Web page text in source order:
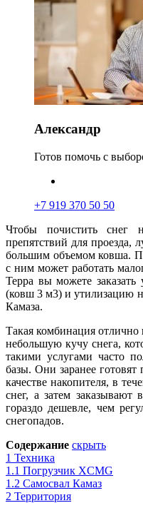
Александр
Готов помочь с
+7 919 370 50 50
Чтобы почистить снег
препятствий для проезда,
большим объемом ковша.
с ним может работать
Терра вы можете
(ковш 3 м3) и утилизацию
Камаза.
Такая комбинация
небольшую кучу снега,
такими услугами часто
базы. Они заранее готовят
качестве накопителя, в
снег, а затем заказывают
гораздо дешевле, чем
снегопадов.
Содержание скрыть
1 Техника
1.1 Погрузчик XCMG
1.2 Самосвал Камаз
2 Территория